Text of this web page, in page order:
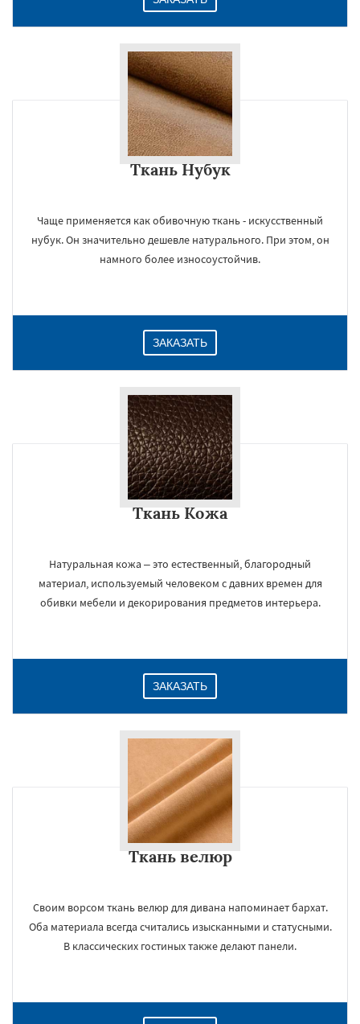
Ткань Нубук
Чаще применяется как обивочную ткань - искусственный
нубук. Он значительно дешевле натурального. При этом, он
намного более износоустойчив.
ЗАКАЗАТЬ
Ткань Кожа
Натуральная кожа – это естественный, благородный
материал, используемый человеком с давних времен для
обивки мебели и декорирования предметов интерьера.
ЗАКАЗАТЬ
Ткань велюр
Своим ворсом ткань велюр для дивана напоминает бархат.
Оба материала всегда считались изысканными и статусными.
В классических гостиных также делают панели.